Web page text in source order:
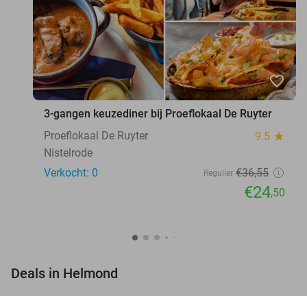
favorite_border
3-gangen keuzediner bij Proeflokaal De Ruyter
Proeflokaal De Ruyter
9.5 star
Nistelrode
Verkocht: 0
Regulier €36,55
€24,50
Deals in Helmond